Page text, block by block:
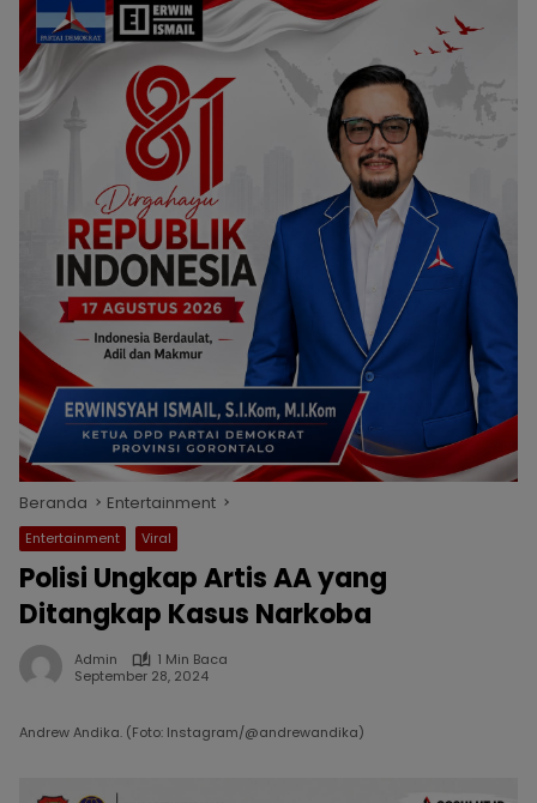
Beranda Entertainment
Entertainment Viral
Polisi Ungkap Artis AA yang
Ditangkap Kasus Narkoba
Admin
1 Min Baca
September 28, 2024
Andrew Andika. (Foto: Instagram/@andrewandika)